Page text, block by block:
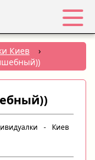
Киев
›
-
Киев